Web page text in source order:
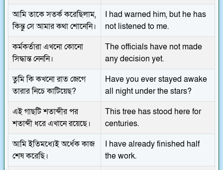
আমি তাকে সতর্ক করেছিলাম,
কিন্তু সে আমার কথা শোনেনি।
I had warned him, but he has
not listened to me.
কর্মকর্তারা এখনো কোনো
সিদ্ধান্ত নেননি।
The officials have not made
any decision yet.
তুমি কি কখনো রাত জেগে
তারার নিচে কাটিয়েছ?
Have you ever stayed awake
all night under the stars?
এই গাছটি শতাব্দীর পর
শতাব্দী ধরে এখানে রয়েছে।
This tree has stood here for
centuries.
আমি ইতিমধ্যেই অর্ধেক কাজ
শেষ করেছি।
I have already finished half
the work.